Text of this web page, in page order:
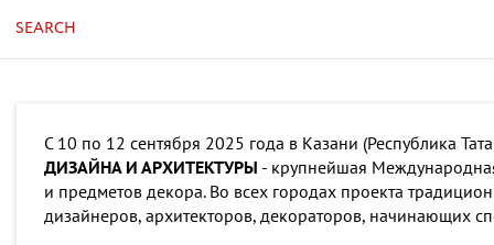
SEARCH
С 10 по 12 сентября 2025 года в Казани (Республика
ДИЗАЙНА И АРХИТЕКТУРЫ - крупнейшая
и предметов декора. Во всех городах проекта
дизайнеров, архитекторов, декораторов, начинающих